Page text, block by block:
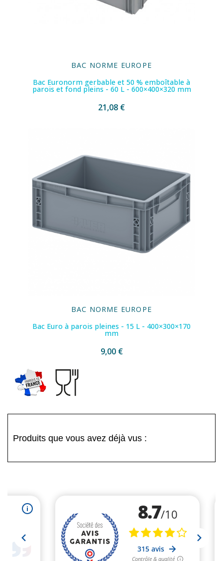
BAC NORME EUROPE
Bac Euronorm gerbable et 50 % emboîtable à
parois et fond pleins - 60 L - 600×400×320 mm
21,08 €
BAC NORME EUROPE
Bac Euro à parois pleines - 15 L - 400×300×170
mm
9,00 €
Produits que vous avez déjà vus :